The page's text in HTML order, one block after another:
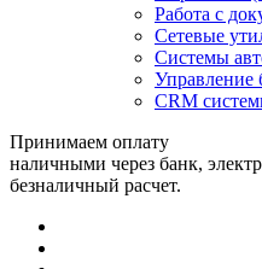
Работа с
Сетевые
Системы
Управление
CRM
Принимаем оплату
наличными через банк,
безналичный расчет.